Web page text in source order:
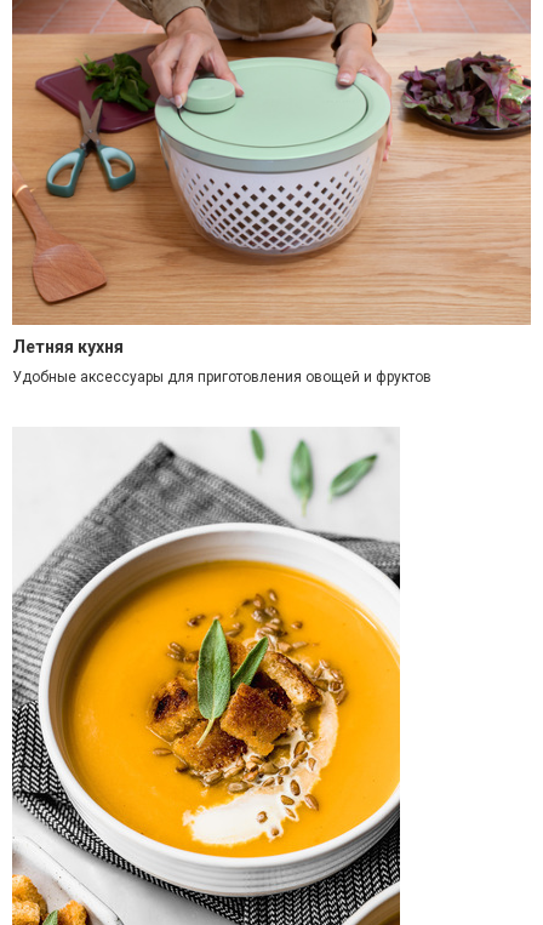
Летняя кухня
Удобные аксессуары для приготовления овощей и фруктов